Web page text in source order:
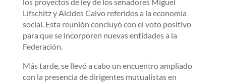
Lifschitz y Alcides Calvo referidos a la economía
social. Esta reunión concluyó con el voto positivo
para que se incorporen nuevas entidades a la
Federación.
Más tarde, se llevó a cabo un encuentro ampliado
con la presencia de dirigentes mutualistas en